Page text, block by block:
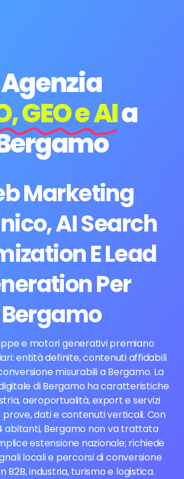
Agenzia
GEO e AIa
Marketing
AI Search
E Lead
Per
Bergamo
e motori generativi premiano
entità definite, contenuti affidabili
misurabili a Bergamo. La
di Bergamo ha caratteristiche
aeroportualità, export e servizi
prove, dati e contenuti verticali. Con
abitanti, Bergamo non va trattata
estensione nazionale; richiede
locali e percorsi di conversione
B2B, industria, turismo e logistica.